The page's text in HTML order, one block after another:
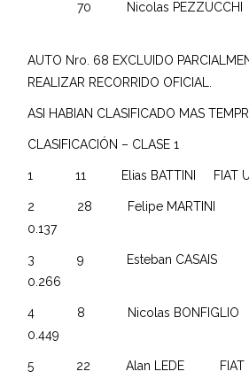
70 Nicolas
AUTO Nro. 68 EXCLUIDO
REALIZAR RECORRIDO OFICIAL.
ASI HABIAN CLASIFICADO MAS
CLASIFICACIÓN – CLASE 1
1 11 Elias BATTINI FIAT
2 28 Felipe MARTINI
0.137
3 9 Esteban CASAIS
0.266
4 8 Nicolas
0.449
5 22 Alan LEDE FIAT